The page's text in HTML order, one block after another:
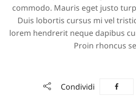
commodo. Mauris eget justo
Duis lobortis cursus mi vel
lorem hendrerit neque dapibus
Proin rhoncus
Condividi